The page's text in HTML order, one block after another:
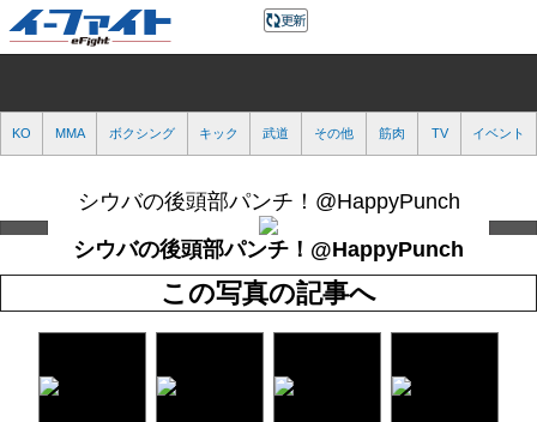
KO MMA ボクシング キック 武道 その他 筋肉 TV イベント
シウバの後頭部パンチ！@HappyPunch
シウバの後頭部パンチ！@HappyPunch
この写真の記事へ